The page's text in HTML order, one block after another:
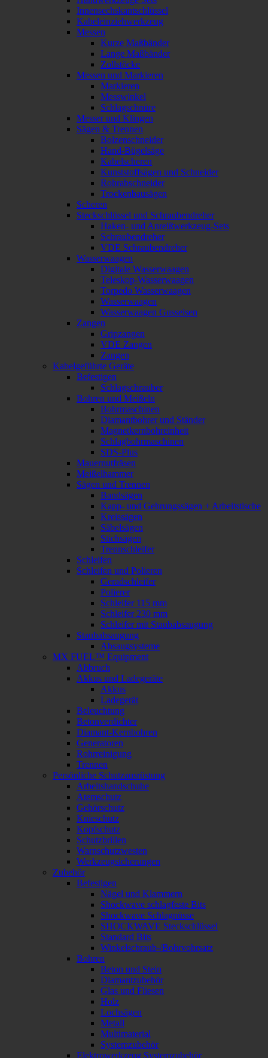
Innensechskantschlüssel
Kabeleinziehwerkzeug
Messen
Kurze Maßbänder
Lange Maßbänder
Zollstöcke
Messen und Markieren
Markieren
Messwinkel
Schlagschnüre
Messer und Klingen
Sägen & Trennen
Bolzenschneider
Hand-Bügelsäge
Kabelscheren
Kunststoffsägen und Schneider
Rohrabschneider
Trockenbausägen
Scheren
Steckschlüssel und Schraubendreher
Haken- und Anreißwerkzeug-Sets
Schraubendreher
VDE Schraubendreher
Wasserwaagen
Digitale Wasserwaagen
Teleskop-Wasserwaagen
Torpedo Wasserwaagen
Wasserwaagen
Wasserwaagen Gusseisen
Zangen
Gripzangen
VDE Zangen
Zangen
Kabelgeführte Geräte
Befestigen
Schlagschrauber
Bohren und Meißeln
Bohrmaschinen
Diamantbohrer und Ständer
Magnetkernbohreinheit
Schlagbohrmaschinen
SDS-Plus
Mauernutfräsen
Meißelhammer
Sägen und Trennen
Bandsägen
Kapp- und Gehrungssägen + Arbeitstische
Kreissägen
Säbelsägen
Stichsägen
Trennschleifer
Schleifen
Schleifen und Polieren
Geradschleifer
Polierer
Schleifer 115 mm
Schleifer 230 mm
Schleifer mit Staubabsaugung
Staubabsaugung
Absaugsysteme
MX FUEL™ Equipment
Abbruch
Akkus und Ladegeräte
Akkus
Ladegerät
Beleuchtung
Betonverdichter
Diamant-Kernbohren
Generatoren
Rohrreinigung
Trennen
Persönliche Schutzausrüstung
Arbeitshandschuhe
Atemschutz
Gehörschutz
Knieschutz
Kopfschutz
Schutzbrillen
Warnschutzwesten
Werkzeugsicherungen
Zubehör
Befestigen
Nägel und Klammern
Shockwave schlagfeste Bits
Shockwave Schlagnüsse
SHOCKWAVE Steckschlüssel
Standard Bits
Winkelschraub-/Bohrvohrsatz
Bohren
Beton und Stein
Diamantzubehör
Glas und Fliesen
Holz
Lochsägen
Metall
Multimaterial
Systemzubehör
Elektrowerkzeug Systemzubehör